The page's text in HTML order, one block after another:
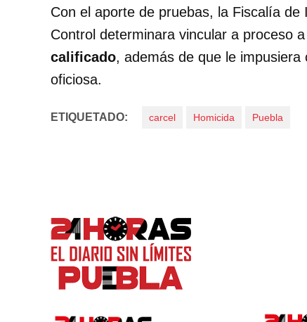
Con el aporte de pruebas, la Fiscalía
Control determinara vincular a proceso
calificado, además de que le
oficiosa.
ETIQUETADO: carcel Homicida Puebla